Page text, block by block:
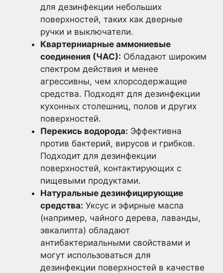
для дезинфекции небольших
поверхностей, таких как дверные
ручки и выключатели.
Квартерниарные аммониевые
соединения (ЧАС): Обладают широким
спектром действия и менее
агрессивны, чем хлорсодержащие
средства. Подходят для дезинфекции
кухонных столешниц, полов и других
поверхностей.
Перекись водорода: Эффективна
против бактерий, вирусов и грибков.
Подходит для дезинфекции
поверхностей, контактирующих с
пищевыми продуктами.
Натуральные дезинфицирующие
средства: Уксус и эфирные масла
(например, чайного дерева, лаванды,
эвкалипта) обладают
антибактериальными свойствами и
могут использоваться для
дезинфекции поверхностей в качестве